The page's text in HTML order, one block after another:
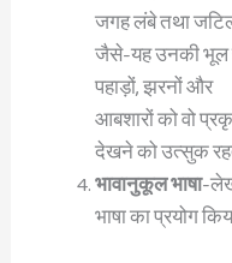
जगह लंबे तथा जटिल
जैसे-यह उनकी भूल
पहाड़ों, झरनों और
आबशारों को वो
देखने को उत्सुक
भावानुकूल भाषा-
भाषा का प्रयोग